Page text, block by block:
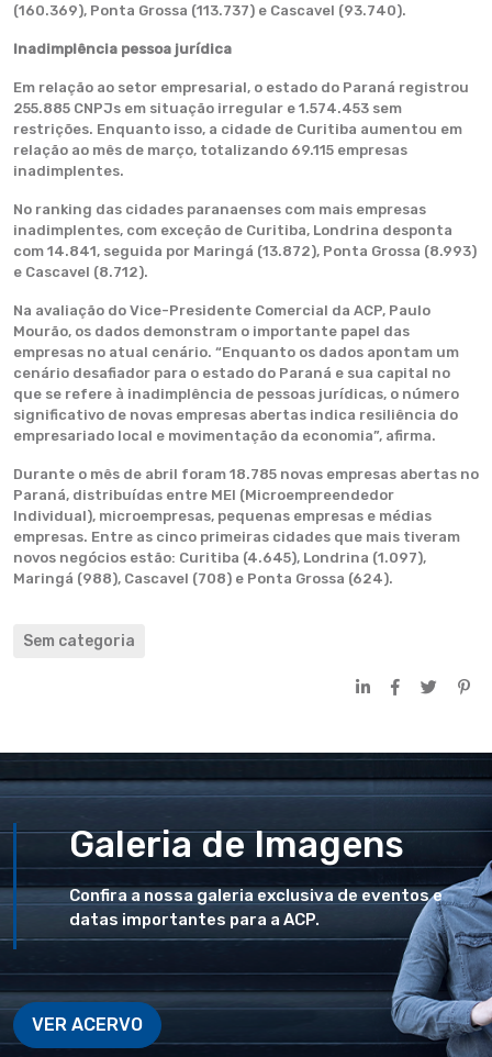
(160.369), Ponta Grossa (113.737) e Cascavel (93.740).
Inadimplência pessoa jurídica
Em relação ao setor empresarial, o estado do Paraná registrou
255.885 CNPJs em situação irregular e 1.574.453 sem
restrições. Enquanto isso, a cidade de Curitiba aumentou em
relação ao mês de março, totalizando 69.115 empresas
inadimplentes.
No ranking das cidades paranaenses com mais empresas
inadimplentes, com exceção de Curitiba, Londrina desponta
com 14.841, seguida por Maringá (13.872), Ponta Grossa (8.993)
e Cascavel (8.712).
Na avaliação do Vice-Presidente Comercial da ACP, Paulo
Mourão, os dados demonstram o importante papel das
empresas no atual cenário. “Enquanto os dados apontam um
cenário desafiador para o estado do Paraná e sua capital no
que se refere à inadimplência de pessoas jurídicas, o número
significativo de novas empresas abertas indica resiliência do
empresariado local e movimentação da economia”, afirma.
Durante o mês de abril foram 18.785 novas empresas abertas no
Paraná, distribuídas entre MEI (Microempreendedor
Individual), microempresas, pequenas empresas e médias
empresas. Entre as cinco primeiras cidades que mais tiveram
novos negócios estão: Curitiba (4.645), Londrina (1.097),
Maringá (988), Cascavel (708) e Ponta Grossa (624).
Sem categoria
Galeria de Imagens
Confira a nossa galeria exclusiva de eventos e
datas importantes para a ACP.
VER ACERVO